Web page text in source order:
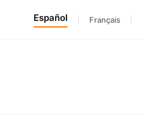
Español Français